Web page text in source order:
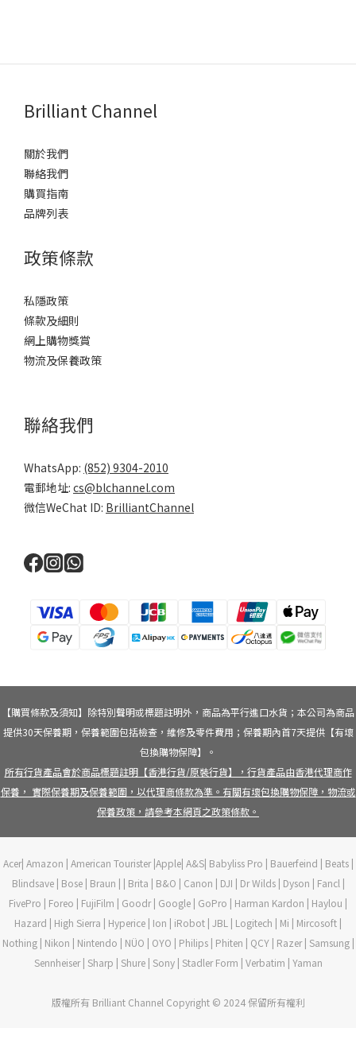
Brilliant Channel
關於我們
聯絡我們
購買指南
品牌列表
政策條款
私隱政策
條款及細則
網上購物獎賞
物流及保養政策
聯絡我們
WhatsApp: (852) 9304-2010
電郵地址: cs@blchannel.com
微信WeChat ID: BrilliantChannel
【購買條款及須知】除特別聲明或標題註明外，商品為平行進口水貨；本公司為商品
提供30天保養期，保養範圍包括檢查，維修及零件費用；保養期內首7天提供【有壞
包換購物保障】。
所有行貨產品會於商品標題註明【香港行貨/原裝行貨】，行貨產品由香港代理商作
保養， 實際保養期及保養範圍，以代理商條款為準。有關有壞包換購物保障，物流或
保養政策，請參考本網頁之政策條款。
Acer| Amazon | American Tourister |Apple| A&S| Babyliss Pro | Bauerfeind | Beats |
Blindsave | Bose | Braun | | Brita | B&O | Canon | DJI | Dr Wilds | Dyson | Fancl |
FivePro | Foreo | FujiFilm | Goodr | Google | GoPro | Harman Kardon | Haylou |
Hazard | High Sierra | Hyperice | Ion | iRobot | JBL | Logitech | Mi | Mircosoft |
Nothing | Nikon | Nintendo | NÜO | OYO | Philips | Phiten | QCY | Razer | Samsung |
Sennheiser | Sharp | Shure | Sony | Stadler Form | Verbatim | Yaman
版權所有 Brilliant Channel Copyright © 2024 保留所有權利